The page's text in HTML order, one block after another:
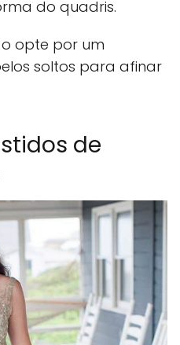
do quadris.
opte por um
soltos para afinar
de